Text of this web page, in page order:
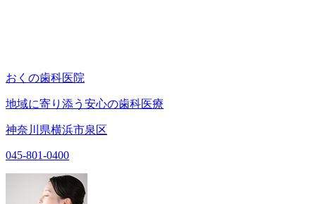
おくの歯科医院
地域に寄り添う安心の歯科医療
神奈川県横浜市泉区
045-801-0400